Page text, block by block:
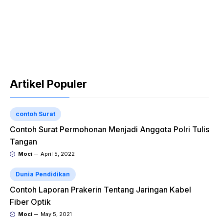
Artikel Populer
contoh Surat
Contoh Surat Permohonan Menjadi Anggota Polri Tulis
Tangan
Moci April 5, 2022
Dunia Pendidikan
Contoh Laporan Prakerin Tentang Jaringan Kabel
Fiber Optik
Moci May 5, 2021